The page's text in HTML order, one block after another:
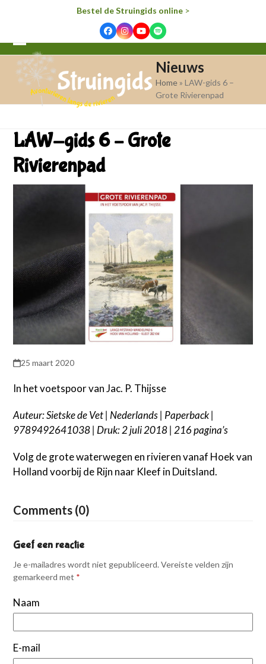
Bestel de Struingids online>
FacebookInstagram
YouTube
Spotify
Open
mobile
menu
Close
mobile
menu
Nieuws
Home »LAW-gids 6 –
Grote Rivierenpad
LAW-gids 6 – Grote
Rivierenpad
25 maart 2020
In het voetspoor van Jac. P. Thijsse
Auteur: Sietske de Vet | Nederlands | Paperback |
9789492641038 | Druk: 2 juli 2018 | 216 pagina’s
Volg de grote waterwegen en rivieren vanaf Hoek van
Holland voorbij de Rijn naar Kleef in Duitsland.
Comments (0)
Geef een reactie
Je e-mailadres wordt niet gepubliceerd. Vereiste velden zijn
gemarkeerd met *
Naam
E-mail